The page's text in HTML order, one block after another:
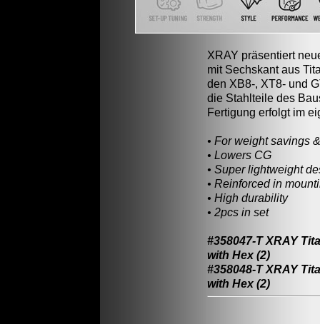
XRAY präsentiert
mit Sechskant aus
den XB8-, XT8- und
die Stahlteile des
Fertigung erfolgt im
• For weight savings
• Lowers CG
• Super lightweight
• Reinforced in
• High durability
• 2pcs in set
#358047-T XRAY
with Hex (2)
#358048-T XRAY
with Hex (2)